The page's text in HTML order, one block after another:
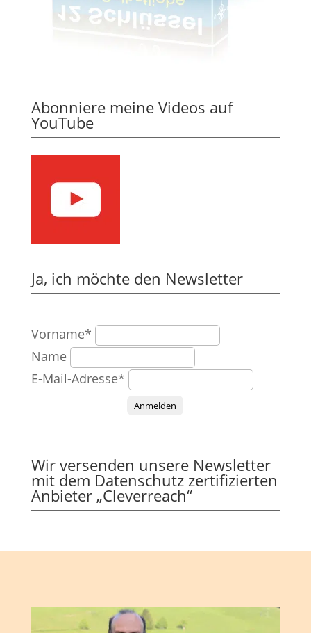
Abonniere meine Videos auf
YouTube
Ja, ich möchte den Newsletter
Vorname*
Name
E-Mail-Adresse*
Anmelden
Wir versenden unsere Newsletter
mit dem Datenschutz zertifizierten
Anbieter „Cleverreach“